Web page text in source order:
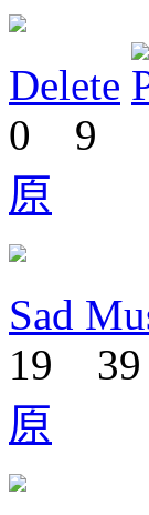
Delete
0
9
原
Sad
19
39
原